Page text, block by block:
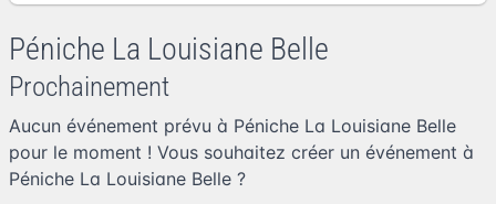
Péniche La Louisiane Belle
Prochainement
Aucun événement prévu à Péniche La Louisiane Belle
pour le moment ! Vous souhaitez créer un événement à
Péniche La Louisiane Belle ?